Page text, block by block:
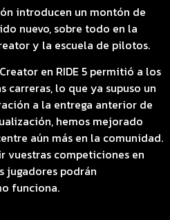
introducen un montón de
nuevo, sobre todo en la
y la escuela de pilotos.
en RIDE 5 permitió a los
carreras, lo que ya supuso un
a la entrega anterior de
hemos mejorado
aún más en la comunidad.
vuestras competiciones en
jugadores podrán
funciona.